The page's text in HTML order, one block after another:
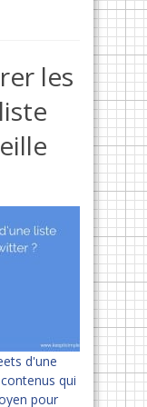
les
d'une
qui
pour